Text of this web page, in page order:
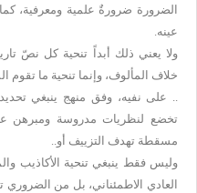
الضرورة ضرورةٌ علمية ومعرفية،
عينه.
ولا يعني ذلك أبداً تنحية كل نصّ
خلاف المألوف، وإنما تنحية ما تقوم
.. على نفيه، وفق منهج ينبغي
تخضع لنظريات مدروسة ومبرهن
مسقطة تهدف التزييف أو..
وليس فقط ينبغي تنحية الأكاذيب
العادي الاطمئناني، بل من